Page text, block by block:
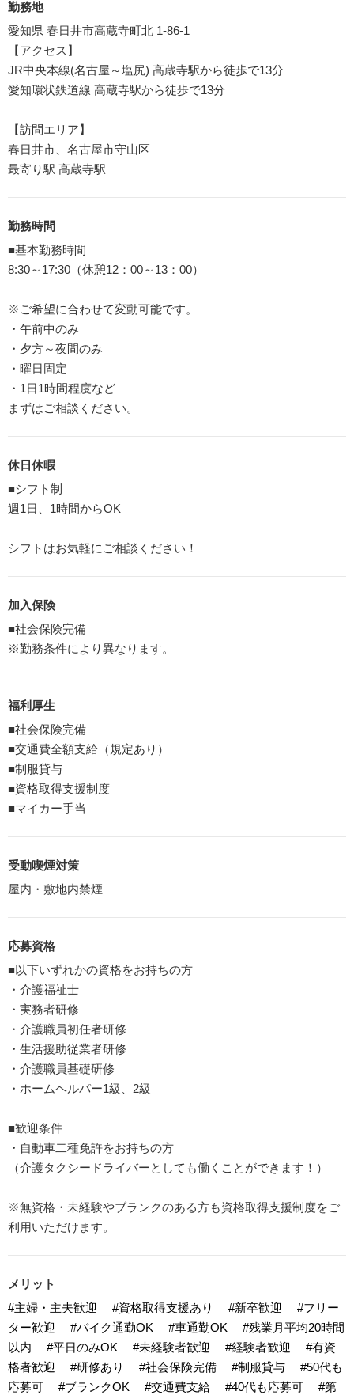
勤務地
愛知県 春日井市高蔵寺町北 1-86-1
【アクセス】
JR中央本線(名古屋～塩尻) 高蔵寺駅から徒歩で13分
愛知環状鉄道線 高蔵寺駅から徒歩で13分
【訪問エリア】
春日井市、名古屋市守山区
最寄り駅 高蔵寺駅
勤務時間
■基本勤務時間
8:30～17:30（休憩12：00～13：00）
※ご希望に合わせて変動可能です。
・午前中のみ
・夕方～夜間のみ
・曜日固定
・1日1時間程度など
まずはご相談ください。
休日休暇
■シフト制
週1日、1時間からOK
シフトはお気軽にご相談ください！
加入保険
■社会保険完備
※勤務条件により異なります。
福利厚生
■社会保険完備
■交通費全額支給（規定あり）
■制服貸与
■資格取得支援制度
■マイカー手当
受動喫煙対策
屋内・敷地内禁煙
応募資格
■以下いずれかの資格をお持ちの方
・介護福祉士
・実務者研修
・介護職員初任者研修
・生活援助従業者研修
・介護職員基礎研修
・ホームヘルパー1級、2級
■歓迎条件
・自動車二種免許をお持ちの方
（介護タクシードライバーとしても働くことができます！）
※無資格・未経験やブランクのある方も資格取得支援制度をご
利用いただけます。
メリット
#主婦・主夫歓迎
#資格取得支援あり #新卒歓迎
#フリー
ター歓迎
#バイク通勤OK #車通勤OK
#残業月平均20時間
以内
#平日のみOK #未経験者歓迎 #経験者歓迎
#有資
格者歓迎
#研修あり #社会保険完備 #制服貸与
#50代も
応募可
#ブランクOK #交通費支給 #40代も応募可
#第